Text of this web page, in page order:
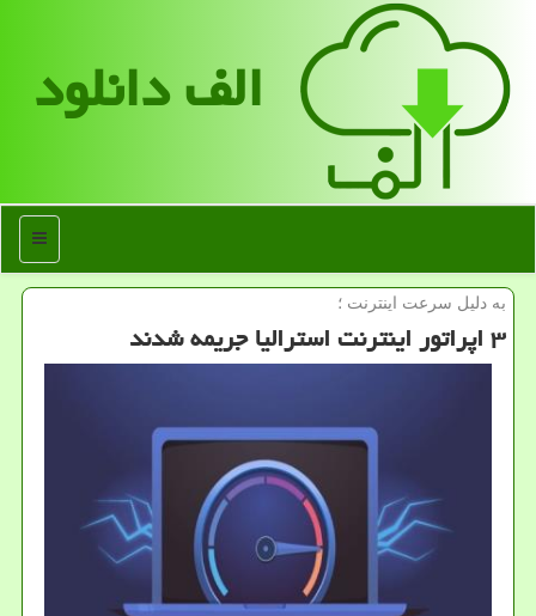
الف دانلود
منو
به دلیل سرعت اینترنت ؛
۳ اپراتور اینترنت استرالیا جریمه شدند